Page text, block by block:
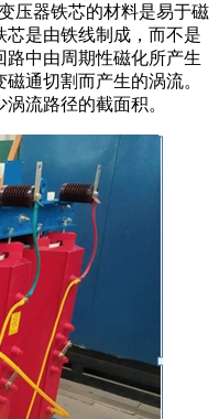
压器铁芯的材料是易于磁
是由铁线制成，而不是
路中由周期性磁化所产生
通切割而产生的涡流。
流路径的截面积。